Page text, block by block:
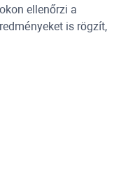
ellenőrzi a
is rögzít,